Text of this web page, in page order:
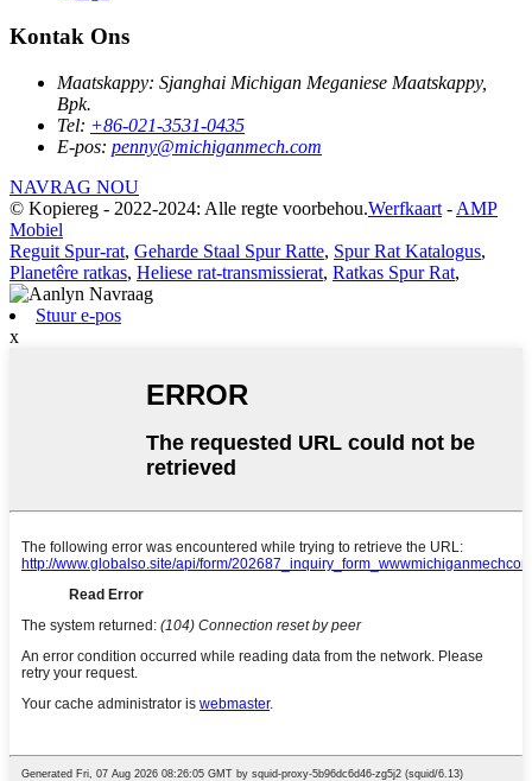
Kontak Ons
Maatskappy: Sjanghai Michigan Meganiese Maatskappy,
Bpk.
Tel: +86-021-3531-0435
E-pos: penny@michiganmech.com
NAVRAG NOU
© Kopiereg - 2022-2024: Alle regte voorbehou.Werfkaart - AMP
Mobiel
Reguit Spur-rat, Geharde Staal Spur Ratte, Spur Rat Katalogus,
Planetêre ratkas, Heliese rat-transmissierat, Ratkas Spur Rat,
Stuur e-pos
x